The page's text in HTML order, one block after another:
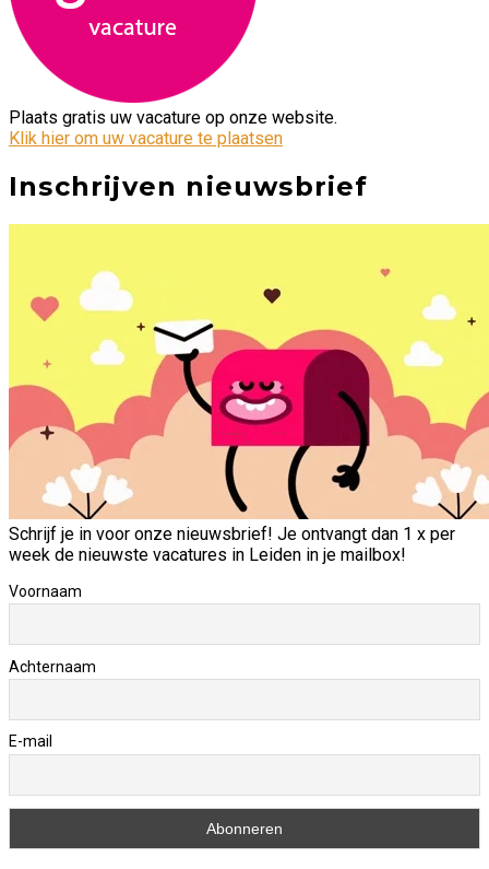
Plaats gratis uw vacature op onze website.
Klik hier om uw vacature te plaatsen
Inschrijven nieuwsbrief
Schrijf je in voor onze nieuwsbrief! Je ontvangt dan 1 x per
week de nieuwste vacatures in Leiden in je mailbox!
Voornaam
Achternaam
E-mail